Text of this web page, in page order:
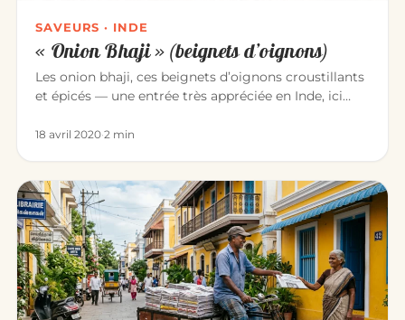
SAVEURS · INDE
« Onion Bhaji » (beignets d’oignons)
Les onion bhaji, ces beignets d’oignons croustillants
et épicés — une entrée très appréciée en Inde, ici
18 avril 2020·2 min